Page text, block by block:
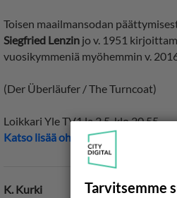
Toisen maailmansodan
Siegfried Lenzin jo v. 1951
vuosikymmeniä myöhemmin v.
(Der Überläufer / The Turncoat)
Loikkari Yle TV1 la 2.5. klo 20.55
Katso lisää ohjelma-aikoja Telsu.fi
K. Kurki Tarvitsemme